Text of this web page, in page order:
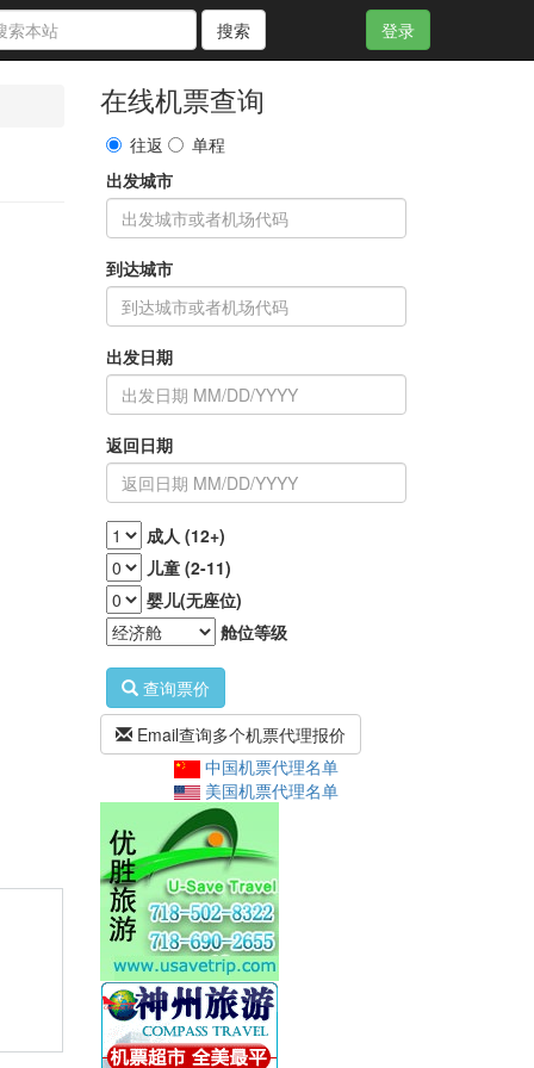
搜索 登录
在线机票查询
往返
单程
出发城市
到达城市
出发日期
返回日期
成人 (12+)
儿童 (2-11)
婴儿(无座位)
舱位等级
查询票价
Email查询多个机票代理报价
中国机票代理名单
美国机票代理名单